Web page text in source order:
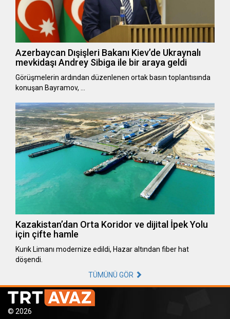
Azerbaycan Dışişleri Bakanı Kiev’de Ukraynalı
mevkidaşı Andrey Sibiga ile bir araya geldi
Görüşmelerin ardından düzenlenen ortak basın toplantısında
konuşan Bayramov, …
Kazakistan’dan Orta Koridor ve dijital İpek Yolu
için çifte hamle
Kurık Limanı modernize edildi, Hazar altından fiber hat
döşendi.
TÜMÜNÜ GÖR
© 2026